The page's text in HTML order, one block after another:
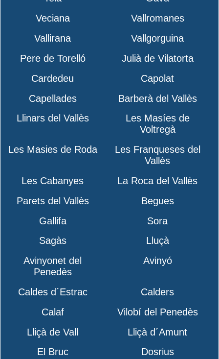
Veciana
Vallromanes
Vallirana
Vallgorguina
Pere de Torelló
Julià de Vilatorta
Cardedeu
Capolat
Capellades
Barberà del Vallès
Llinars del Vallès
Les Masíes de
Voltregà
Les Masies de Roda
Les Franqueses del
Vallès
Les Cabanyes
La Roca del Vallès
Parets del Vallès
Begues
Gallifa
Sora
Sagàs
Lluçà
Avinyonet del
Penedès
Avinyó
Caldes d´Estrac
Calders
Calaf
Vilobí del Penedès
Lliçà de Vall
Lliçà d´Amunt
El Bruc
Dosrius